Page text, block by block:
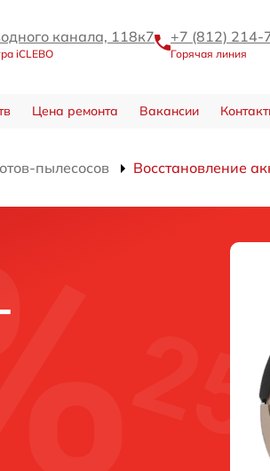
канала, 118к7
iCLEBO
+7 (812) 214-
Горячая линия
Цена ремонта Вакансии
пылесосов Восстановление